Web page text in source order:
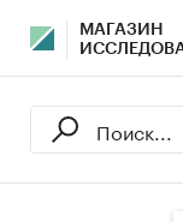
МАГАЗИН